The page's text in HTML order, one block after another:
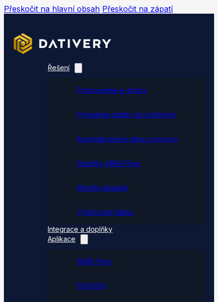
Přeskočit na hlavní obsah Přeskočit na zápatí
Řešení
Propojujeme e-shopy
Přenášíme platby do účetnictví
Automatizujeme data a procesy
Doplňky ABRA Flexi
Mobilní skladník
Vytěžování faktur
Integrace a doplňky
Aplikace
ABRA Flexi
POHODA